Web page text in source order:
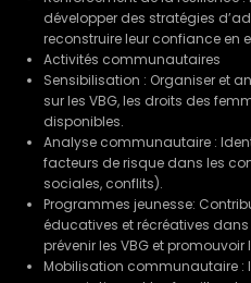
développer des stratégies
reconstruire leur confiance en
Activités communautaires
Sensibilisation : Organiser et
sur les VBG, les droits des
disponibles.
Analyse communautaire :
facteurs de risque dans les
sociales, conflits).
Programmes jeunesse:
éducatives et récréatives
prévenir les VBG et promouvoir
Mobilisation communautaire :